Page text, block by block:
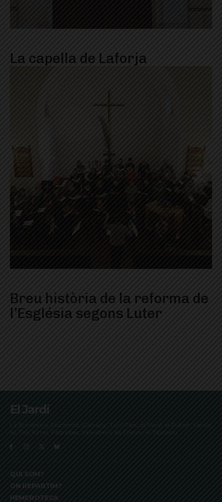
La capella de Laforja
Breu història de la reforma de
l’Església segons Luter
El Jardí
La Bonanova, Monterols, Galvany, Turó Parc, el Farró, el Putxet, Sarrià,
les Tres Torres, Pedralbes, Vallvidrera, les Planes i el Tibidabo
QUI SOM?
ON REPARTIM?
HEMEROTECA